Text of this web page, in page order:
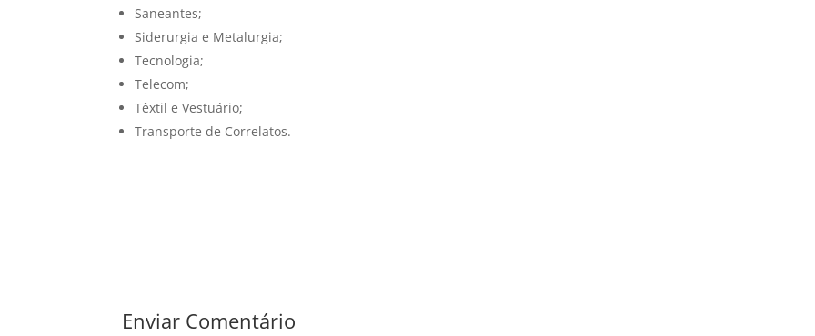
Saneantes;
Siderurgia e Metalurgia;
Tecnologia;
Telecom;
Têxtil e Vestuário;
Transporte de Correlatos.
Enviar Comentário